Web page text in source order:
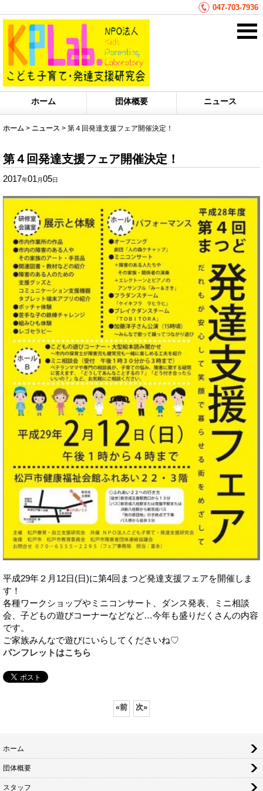
047-703-7936
ホーム 団体概要 ニュース
ホーム > ニュース > 第４回発達支援フェア開催決定！
第４回発達支援フェア開催決定！
2017年01月 05日
平成29年２月12日(日)に第4回まつど発達支援フェアを開催しま
す！
各種ワークショップやミニコンサート、ダンス発表、ミニ相談
会、子どもの遊びコーナーなどなど…今年も盛りだくさんの内容
です。
ご家族みんなで遊びにいらしてくださいね♡
パンフレットはこちら
«前 次»
ホーム
団体概要
スタッフ